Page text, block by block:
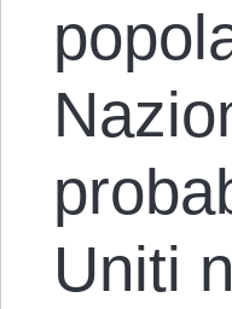
Uniti